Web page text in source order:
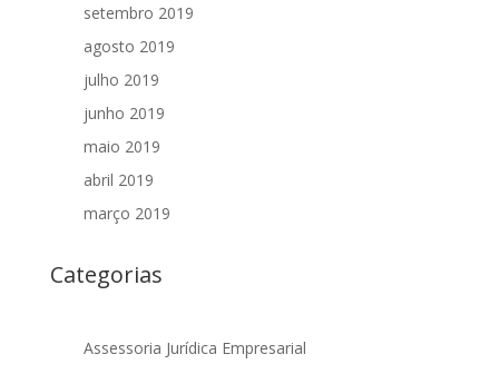
setembro 2019
agosto 2019
julho 2019
junho 2019
maio 2019
abril 2019
março 2019
Categorias
Assessoria Jurídica Empresarial